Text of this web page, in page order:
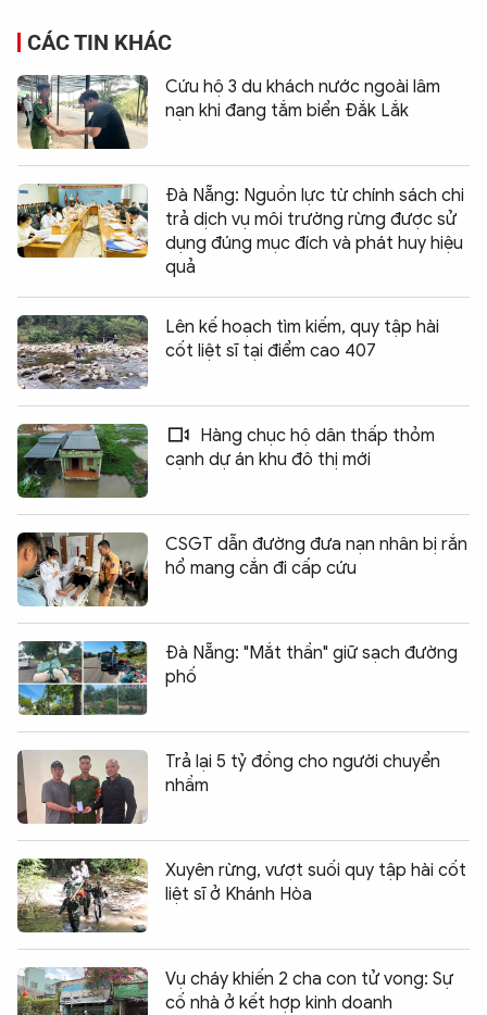
CÁC TIN KHÁC
Cứu hộ 3 du khách nước ngoài lâm
nạn khi đang tắm biển Đắk Lắk
Đà Nẵng: Nguồn lực từ chính sách chi
trả dịch vụ môi trường rừng được sử
dụng đúng mục đích và phát huy hiệu
quả
Lên kế hoạch tìm kiếm, quy tập hài
cốt liệt sĩ tại điểm cao 407
Hàng chục hộ dân thấp thỏm
cạnh dự án khu đô thị mới
CSGT dẫn đường đưa nạn nhân bị rắn
hổ mang cắn đi cấp cứu
Đà Nẵng: "Mắt thần" giữ sạch đường
phố
Trả lại 5 tỷ đồng cho người chuyển
nhầm
Xuyên rừng, vượt suối quy tập hài cốt
liệt sĩ ở Khánh Hòa
Vụ cháy khiến 2 cha con tử vong: Sự
cố nhà ở kết hợp kinh doanh